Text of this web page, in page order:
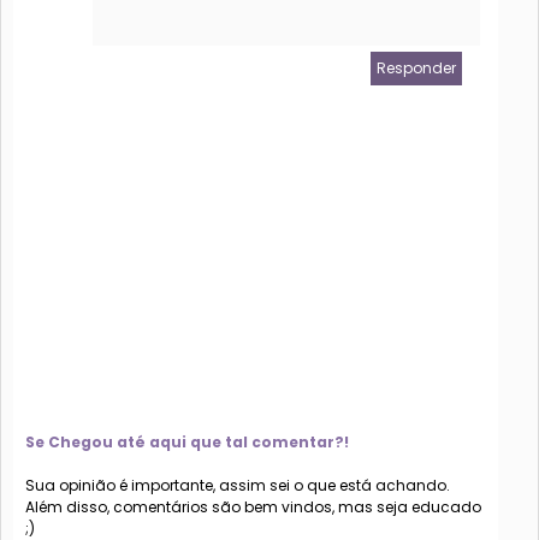
Responder
Se Chegou até aqui que tal comentar?!
Sua opinião é importante, assim sei o que está achando.
Além disso, comentários são bem vindos, mas seja educado
;)